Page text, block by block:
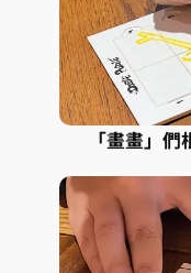
「畫畫」